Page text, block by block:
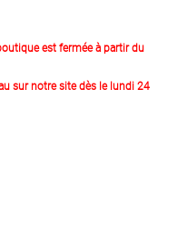
est fermée à partir du
sur notre site dès le lundi 24